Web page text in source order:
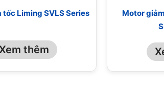
tốc Liming SVLS Series
Xem thêm
Motor